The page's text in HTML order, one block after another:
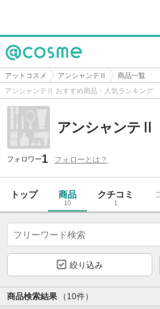
@cosme
アットコスメ アンシャンテⅡ
商品一覧
アンシャンテⅡ おすすめ商品・人気ランキング
アンシャンテⅡ
フォロワー1 フォローとは？
トップ 商品
10
クチコミ
1
絞り込み
商品検索結果 （10件）